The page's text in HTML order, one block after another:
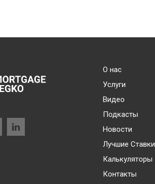
О нас
Услуги
Видео
Подкасты
Новости
Лучшие Ставки
Калькуляторы
Контакты